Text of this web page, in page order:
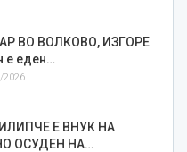
ВО ВОЛКОВО, ИЗГОРЕ
е еден…
2026
Е ВНУК НА
ОСУДЕН НА…